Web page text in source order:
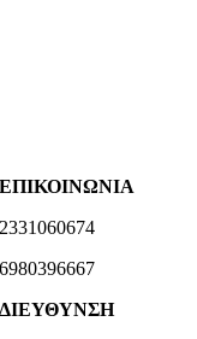
ΕΠΙΚΟΙΝΩΝΙΑ
2331060674
6980396667
ΔΙΕΥΘΥΝΣΗ